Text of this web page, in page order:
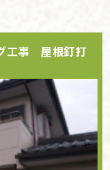
工事 屋根釘打